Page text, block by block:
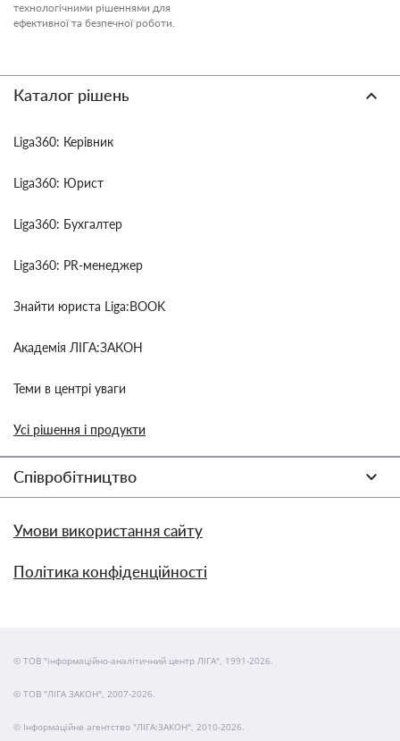
технологічними рішеннями для
ефективної та безпечної роботи.
Каталог рішень
Liga360: Керівник
Liga360: Юрист
Liga360: Бухгалтер
Liga360: PR-менеджер
Знайти юриста Liga:BOOK
Академія ЛІГА:ЗАКОН
Теми в центрі уваги
Усі рішення і продукти
Співробітництво
Умови використання сайту
Політика конфіденційності
© ТОВ "інформаційно-аналітичний центр ЛІГА", 1991-2026.
© ТОВ "ЛІГА ЗАКОН", 2007-2026.
© Інформаційне агентство "ЛІГА:ЗАКОН", 2010-2026.